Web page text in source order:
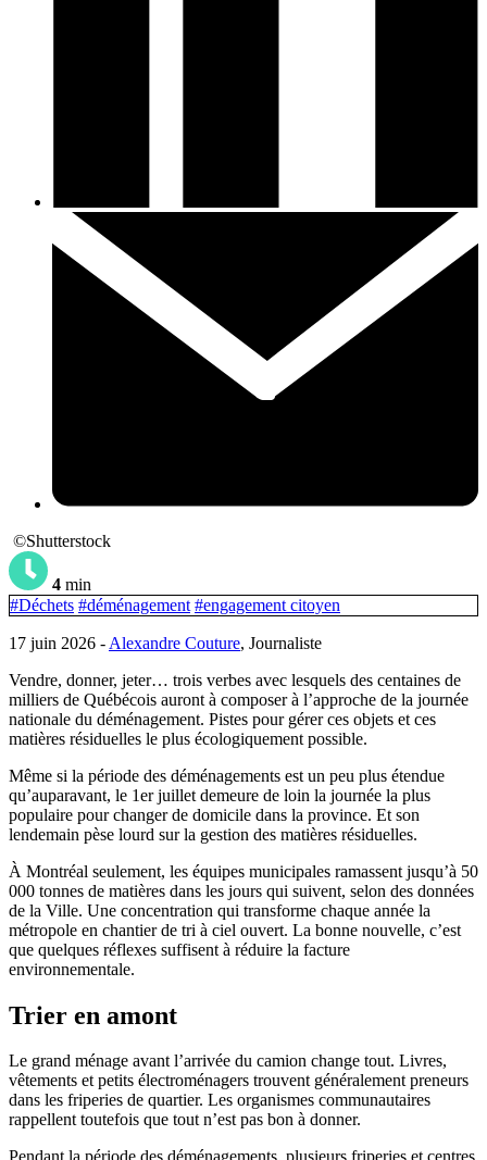
©Shutterstock
4 min
#Déchets #déménagement #engagement citoyen
17 juin 2026 - Alexandre Couture, Journaliste
Vendre, donner, jeter… trois verbes avec lesquels des centaines de
milliers de Québécois auront à composer à l’approche de la journée
nationale du déménagement. Pistes pour gérer ces objets et ces
matières résiduelles le plus écologiquement possible.
Même si la période des déménagements est un peu plus étendue
qu’auparavant, le 1er juillet demeure de loin la journée la plus
populaire pour changer de domicile dans la province. Et son
lendemain pèse lourd sur la gestion des matières résiduelles.
À Montréal seulement, les équipes municipales ramassent jusqu’à 50
000 tonnes de matières dans les jours qui suivent, selon des données
de la Ville. Une concentration qui transforme chaque année la
métropole en chantier de tri à ciel ouvert. La bonne nouvelle, c’est
que quelques réflexes suffisent à réduire la facture
environnementale.
Trier en amont
Le grand ménage avant l’arrivée du camion change tout. Livres,
vêtements et petits électroménagers trouvent généralement preneurs
dans les friperies de quartier. Les organismes communautaires
rappellent toutefois que tout n’est pas bon à donner.